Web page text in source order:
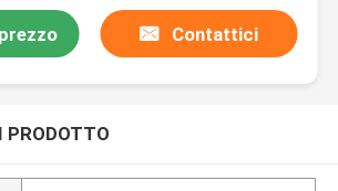
Contattici
PRODOTTO